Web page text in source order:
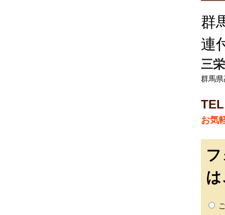
群
連
三
群馬
お気